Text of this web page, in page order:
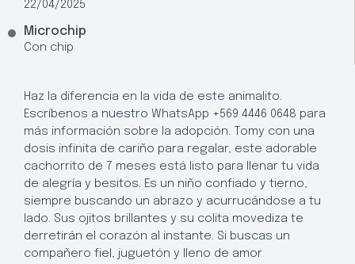
22/04/2025
Microchip
Con chip
Haz la diferencia en la vida de este animalito.
Escríbenos a nuestro WhatsApp +569 4446 0648 para
más información sobre la adopción. Tomy con una
dosis infinita de cariño para regalar, este adorable
cachorrito de 7 meses está listo para llenar tu vida
de alegría y besitos. Es un niño confiado y tierno,
siempre buscando un abrazo y acurrucándose a tu
lado. Sus ojitos brillantes y su colita movediza te
derretirán el corazón al instante. Si buscas un
compañero fiel, juguetón y lleno de amor